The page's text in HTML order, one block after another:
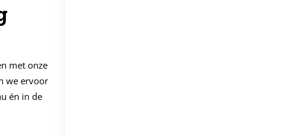
met onze
we ervoor
én in de